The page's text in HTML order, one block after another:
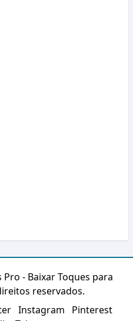
Pro - Baixar Toques para
reservados.
Instagram
Pinterest